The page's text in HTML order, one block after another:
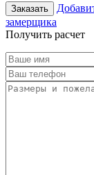
Заказать
замерщика
Получить расчет